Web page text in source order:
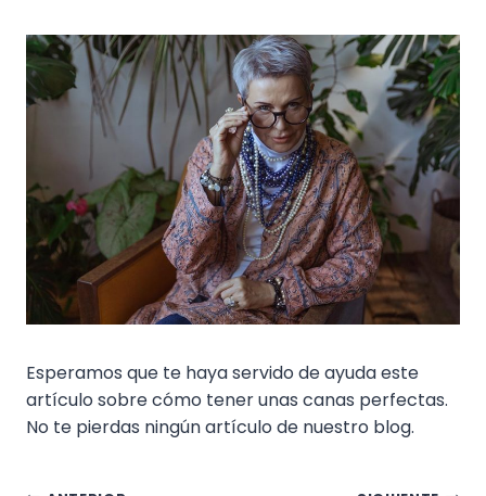
Esperamos que te haya servido de ayuda este
artículo sobre cómo tener unas canas perfectas.
No te pierdas ningún artículo de nuestro blog.